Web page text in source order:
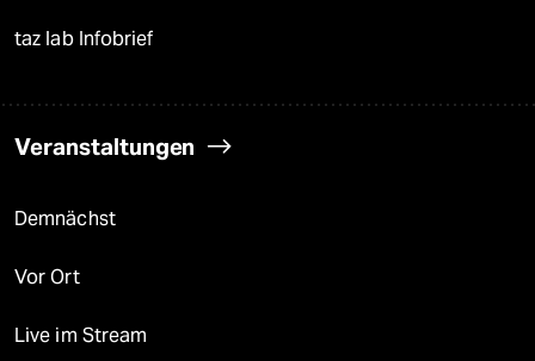
taz lab Infobrief
Veranstaltungen
Demnächst
Vor Ort
Live im Stream